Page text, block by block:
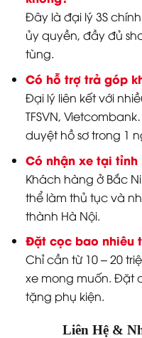
Đây là đại lý 3S
ủy quyền, đầy đủ
tùng.
Có hỗ trợ trả góp
Đại lý liên kết với
TFSVN,
duyệt hồ sơ trong 1
Có nhận xe tại tỉnh
Khách hàng ở Bắc
thể làm thủ tục và
thành Hà Nội.
Đặt cọc bao nhiêu
Chỉ cần từ 10 – 20
xe mong muốn. Đặt
tặng phụ kiện.
Liên Hệ &